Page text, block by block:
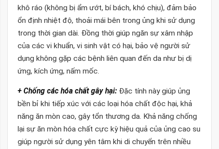
khô ráo (không bị ẩm ướt, bí bách, khó chịu), đảm bảo
ổn định nhiệt độ, thoải mái bên trong ủng khi sử dụng
trong thời gian dài. Đồng thời giúp ngăn sự xâm nhập
của các vi khuẩn, vi sinh vật có hại, bảo vệ người sử
dụng không gặp các bệnh liên quan đến da như bị dị
ứng, kích ứng, nấm mốc.
+ Chống các hóa chất gây hại: Đặc tính này giúp ủng
bền bỉ khi tiếp xúc với các loại hóa chất độc hại, khả
năng ăn mòn cao, gây tổn thương da. Khả năng chống
lại sự ăn mòn hóa chất cực kỳ hiệu quả của ủng cao su
giúp người sử dụng yên tâm khi di chuyển trên nhiều